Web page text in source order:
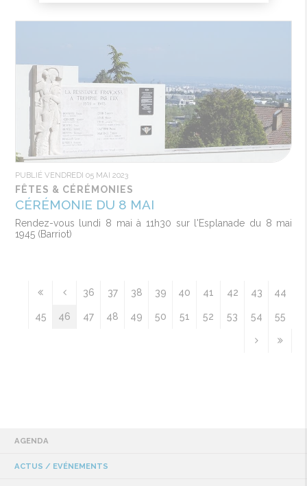
PUBLIÉ VENDREDI 05 MAI 2023
FÊTES & CÉRÉMONIES
CÉRÉMONIE DU 8 MAI
Rendez-vous lundi 8 mai à 11h30 sur l'Esplanade du 8 mai
1945 (Barriot)
36 37 38 39 40 41 42 43 44
45 46 47 48 49 50 51 52 53 54 55
AGENDA
ACTUS / EVÉNEMENTS